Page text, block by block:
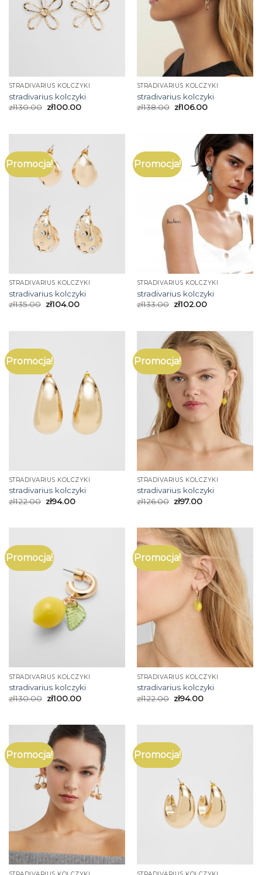
STRADIVARIUS KOLCZYKI
stradivarius kolczyki
zł130.00 zł100.00
STRADIVARIUS KOLCZYKI
stradivarius kolczyki
zł138.00 zł106.00
Promocja!
STRADIVARIUS KOLCZYKI
stradivarius kolczyki
zł135.00 zł104.00
Promocja!
STRADIVARIUS KOLCZYKI
stradivarius kolczyki
zł133.00 zł102.00
Promocja!
STRADIVARIUS KOLCZYKI
stradivarius kolczyki
zł122.00 zł94.00
Promocja!
STRADIVARIUS KOLCZYKI
stradivarius kolczyki
zł126.00 zł97.00
Promocja!
STRADIVARIUS KOLCZYKI
stradivarius kolczyki
zł130.00 zł100.00
Promocja!
STRADIVARIUS KOLCZYKI
stradivarius kolczyki
zł122.00 zł94.00
Promocja! Promocja!